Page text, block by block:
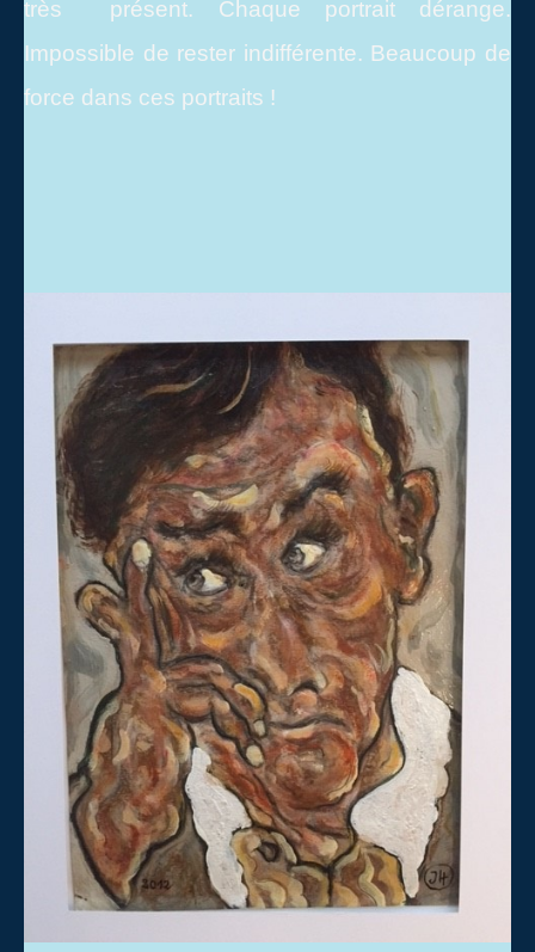
très présent. Chaque portrait dérange.
Impossible de rester indifférente. Beaucoup de
force dans ces portraits !